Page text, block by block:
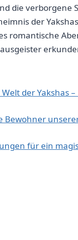
die verborgene
der
romantische
der Yakshas
⁣für​ ein